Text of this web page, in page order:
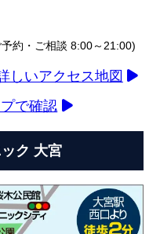
約・ご相談 8:00～21:00)
しいアクセス地図
で確認
ク 大宮